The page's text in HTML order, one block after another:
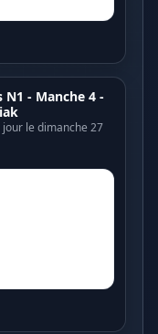
N1 - Manche 4 -
le dimanche 27